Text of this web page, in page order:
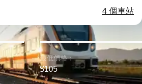
4 個車站
最低價格：
$105